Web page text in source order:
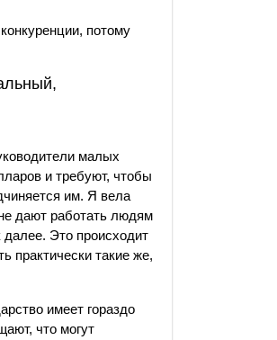
потому
малых
и требуют, чтобы
им. Я вела
дают работать людям
далее. Это происходит
практически такие же,
имеет гораздо
что могут